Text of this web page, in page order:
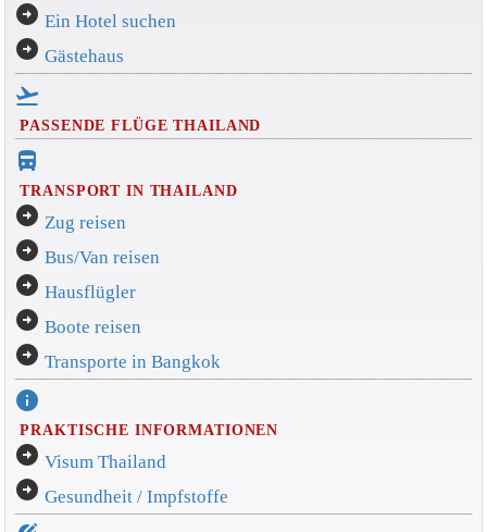
arrow_circle_right Ein Hotel suchen
arrow_circle_right Gästehaus
flight_takeoff
PASSENDE FLÜGE THAILAND
directions_bus_filled
TRANSPORT IN THAILAND
arrow_circle_right Zug reisen
arrow_circle_right Bus/Van reisen
arrow_circle_right Hausflügler
arrow_circle_right Boote reisen
arrow_circle_right Transporte in Bangkok
info
PRAKTISCHE INFORMATIONEN
arrow_circle_right Visum Thailand
arrow_circle_right Gesundheit / Impfstoffe